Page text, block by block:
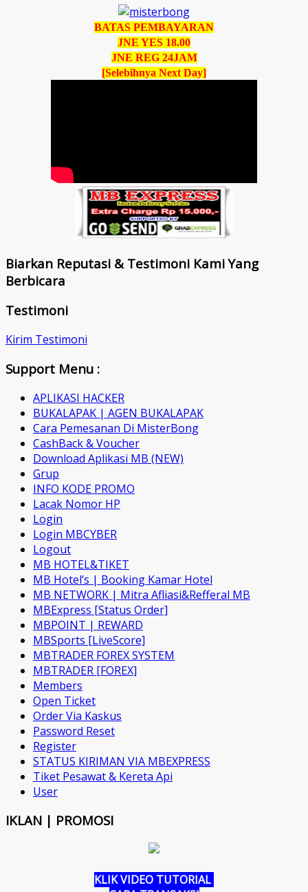
BATAS PEMBAYARAN
JNE YES 18.00
JNE REG 24JAM
[Selebihnya Next Day]
Biarkan Reputasi & Testimoni Kami Yang
Berbicara
Testimoni
Kirim Testimoni
Support Menu :
APLIKASI HACKER
BUKALAPAK | AGEN BUKALAPAK
Cara Pemesanan Di MisterBong
CashBack & Voucher
Download Aplikasi MB (NEW)
Grup
INFO KODE PROMO
Lacak Nomor HP
Login
Login MBCYBER
Logout
MB HOTEL&TIKET
MB Hotel’s | Booking Kamar Hotel
MB NETWORK | Mitra Afliasi&Refferal MB
MBExpress [Status Order]
MBPOINT | REWARD
MBSports [LiveScore]
MBTRADER FOREX SYSTEM
MBTRADER [FOREX]
Members
Open Ticket
Order Via Kaskus
Password Reset
Register
STATUS KIRIMAN VIA MBEXPRESS
Tiket Pesawat & Kereta Api
User
IKLAN | PROMOSI
KLIK VIDEO TUTORIAL